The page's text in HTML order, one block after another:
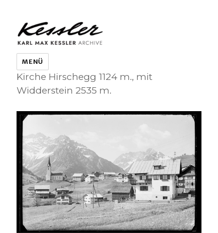
KARL MAX KESSLER ARCHIVE
MENÜ
Kirche Hirschegg 1124 m., mit
Widderstein 2535 m.